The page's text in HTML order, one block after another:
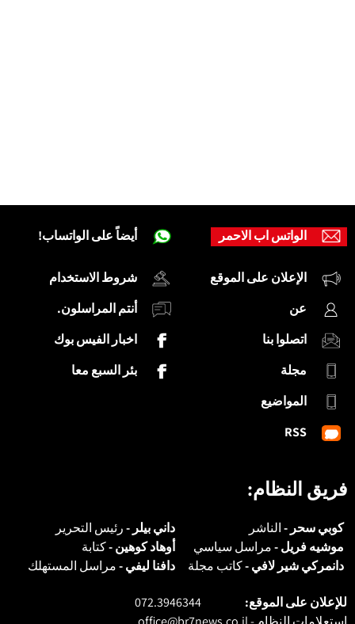
أيضاً على الواتساب!
شروط الاستخدام
أنتم المراسلون.
اخبار الفيس بوك
بئر السبع معا
الواتس اب الاحمر
الإعلان على الموقع
عن
اتصلوا بنا
مجلة
المواضيع
RSS
فريق النظام:
كوبي سحر -الناشر داني بيلر -رئيس التحرير
موشيه فريل -مراسل سياسي أوهاد كوهين -كتابة
دانمركي شير لافي -كاتب مجلة دافنا ليفي -مراسل المستهلك
للإعلان على الموقع:
072.3946344